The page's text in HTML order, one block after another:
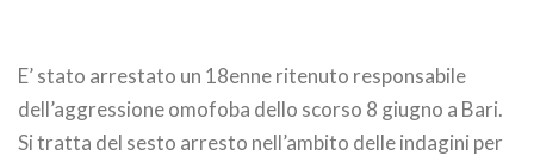
E’ stato arrestato un 18enne ritenuto responsabile
dell’aggressione omofoba dello scorso 8 giugno a Bari.
Si tratta del sesto arresto nell’ambito delle indagini per